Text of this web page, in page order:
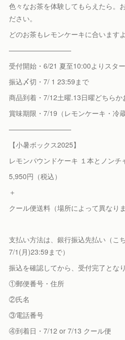
色々なお茶を体験してもらえたら。
ださい。
どのお茶もレモンケーキに合います
—————————
受付開始・6/21 夏至10:00よりスタ
振込〆切・7/ 1 23:59まで
商品到着・7/12土曜.13日曜どちらか
賞味期限・7/19（レモンケーキ・冷
—————————
【小暑ボックス2025】
レモンパウンドケーキ １本とノン
5,950円（税込）
＋
クール便送料（場所によって異なりま
支払い方法は、銀行振込先払い（こ
7/1(月)23:59まで）
振込を確認してから、受付完了とな
①郵便番号・住所
②氏名
③電話番号
④到着日・7/12 or 7/13 クール便